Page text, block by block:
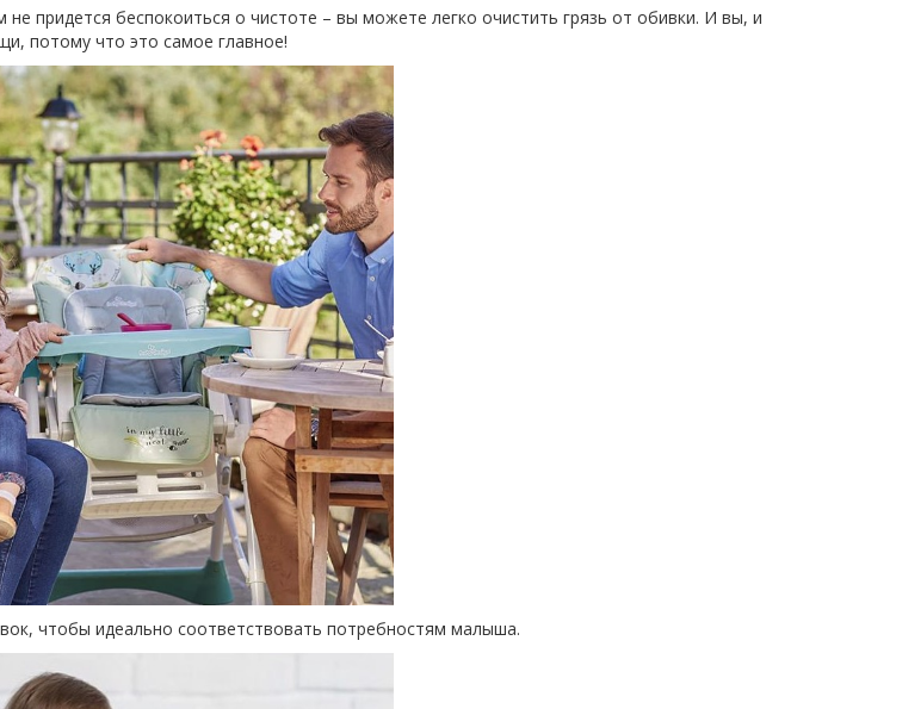
придется беспокоиться о чистоте – вы можете легко очистить грязь от обивки. И вы, и
потому что это самое главное!
чтобы идеально соответствовать потребностям малыша.